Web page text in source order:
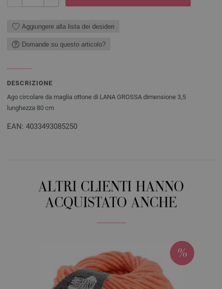
Aggiungere alla lista dei desideri
Domande su questo articolo?
DESCRIZIONE
Ago circolare da maglia ottone di LANA GROSSA dimensione 3,5
lunghezza 80 cm
EAN: 4033493085250
ALTRI CLIENTI HANNO
ACQUISTATO ANCHE